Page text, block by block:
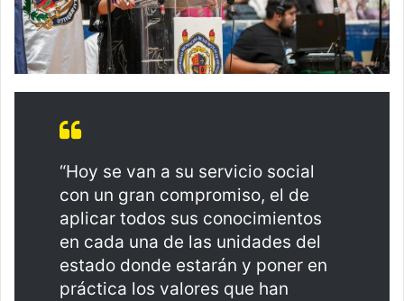
“Hoy se van a su servicio social
con un gran compromiso, el de
aplicar todos sus conocimientos
en cada una de las unidades del
estado donde estarán y poner en
práctica los valores que han